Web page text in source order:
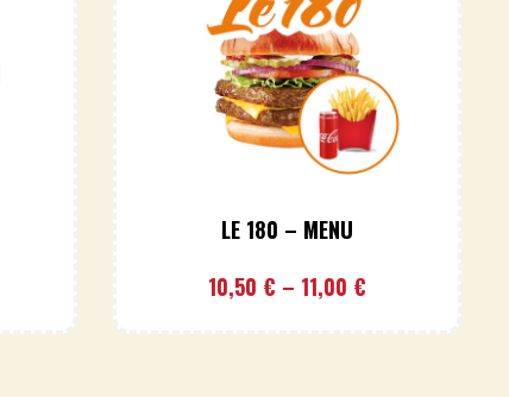
LE 180 – MENU
10,50 € – 11,00 €